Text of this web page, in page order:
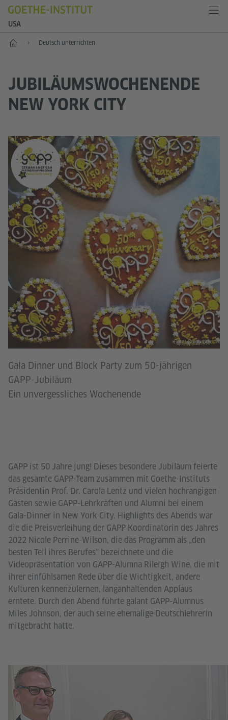
USA
Start Deutsch unterrichten
JUBILÄUMSWOCHENENDE
NEW YORK CITY
Foto: Colourbox
Gala Dinner und Block Party zum 50-jährigen
GAPP-Jubiläum
Ein unvergessliches Wochenende
GAPP ist 50 Jahre jung! Dieses besondere Jubiläum feierte
das gesamte GAPP-Team zusammen mit Goethe-Instituts
Präsidentin Prof. Dr. Carola Lentz und vielen hochrangigen
Gästen sowie GAPP-Lehrkräften und Alumni bei einem
Gala-Dinner in New York City. Highlights des Abends war
die die Preisverleihung der GAPP Koordinatorin des Jahres
2022 Nicole Perrine-Wilson, die das Programm als „den
besten Teil ihres Berufes“ bezeichnete und die
Videopräsentation von GAPP-Alumna Rileigh Wine, die mit
ihrer einfühlsamen Rede über die Wichtigkeit, andere
Kulturen kennenzulernen, langanhaltenden Applaus
erntete. Durch den Abend führte galant GAPP-Alumnus
Miles Johnson, der auch seine ehemalige Deutschlehrerin
mitgebracht hatte.